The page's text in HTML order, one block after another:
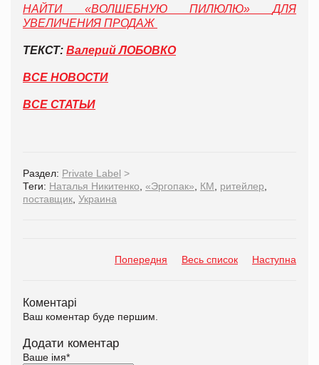
НАЙТИ «ВОЛШЕБНУЮ ПИЛЮЛЮ»ДЛЯ
УВЕЛИЧЕНИЯ ПРОДАЖ
ТЕКСТ: Валерий ЛОБОВКО
ВСЕ НОВОСТИ
ВСЕ СТАТЬИ
Раздел: Private Label >
Теги: Наталья Никитенко «Эргопак» КМ ритейлер
поставщик Украина
Попередня Весь список Наступна
Коментарі
Ваш коментар буде першим.
Додати коментар
Ваше імя*